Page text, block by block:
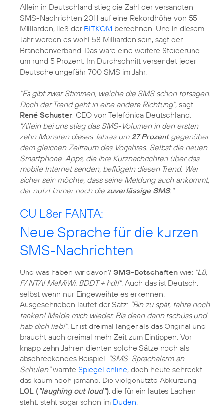
Allein in Deutschland stieg die Zahl der versandten
SMS-Nachrichten 2011 auf eine Rekordhöhe von 55
Milliarden, ließ der BITKOM berechnen. Und in diesem
Jahr werden es wohl 58 Milliarden sein, sagt der
Branchenverband. Das wäre eine weitere Steigerung
um rund 5 Prozent. Im Durchschnitt versendet jeder
Deutsche ungefähr 700 SMS im Jahr.
"Es gibt zwar Stimmen, welche die SMS schon totsagen.
Doch der Trend geht in eine andere Richtung", sagt
René Schuster, CEO von Telefónica Deutschland.
"Allein bei uns stieg das SMS-Volumen in den ersten
zehn Monaten dieses Jahres um 27 Prozentgegenüber
dem gleichen Zeitraum des Vorjahres. Selbst die neuen
Smartphone-Apps, die ihre Kurznachrichten über das
mobile Internet senden, beflügeln diesen Trend. Wer
sicher sein möchte, dass seine Meldung auch ankommt,
der nutzt immer noch diezuverlässige SMS."
CU L8er FANTA:
Neue Sprache für die kurzen
SMS-Nachrichten
Und was haben wir davon? SMS-Botschaften wie: "L8,
FANTA! MeMiWi. BDDT + hdl!". Auch das ist Deutsch,
selbst wenn nur Eingeweihte es erkennen.
Ausgeschrieben lautet der Satz: "Bin zu spät, fahre noch
tanken! Melde mich wieder. Bis denn dann tschüss und
hab dich lieb!". Er ist dreimal länger als das Original und
braucht auch dreimal mehr Zeit zum Eintippen. Vor
knapp zehn Jahren dienten solche Sätze noch als
abschreckendes Beispiel. "SMS-Sprachalarm an
Schulen"warnte Spiegel online, doch heute schreckt
das kaum noch jemand. Die vielgenutzte Abkürzung
LOL ("laughing out loud"), die für ein lautes Lachen
steht, steht sogar schon im Duden.